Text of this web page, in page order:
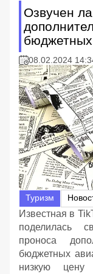
Озвучен
08.02.2024
Туризм
Известная в
поделилась
проноса
бюджетных
низкую цену